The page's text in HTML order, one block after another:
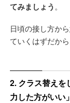
てみましょう 。
日頃の接し方か
ていくはずだから
2. クラス替えを
力した方がいい」